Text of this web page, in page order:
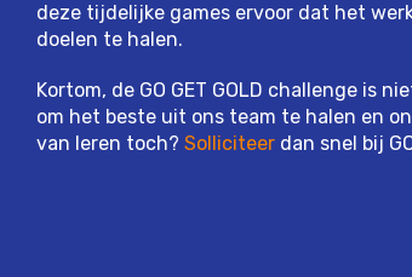
deze tijdelijke games ervoor dat het
doelen te halen.
Kortom, de GO GET GOLD challenge is
om het beste uit ons team te halen en
van leren toch? Solliciteer dan snel bij